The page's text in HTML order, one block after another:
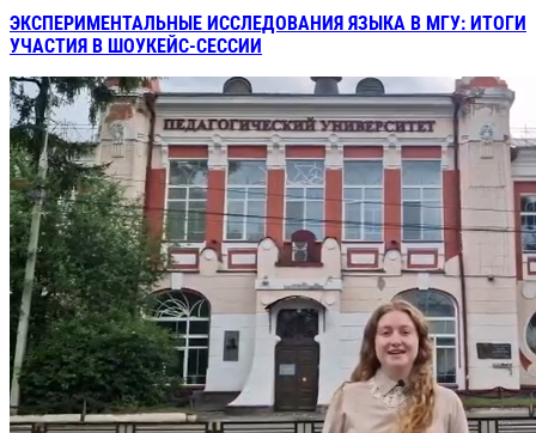
ЭКСПЕРИМЕНТАЛЬНЫЕ ИССЛЕДОВАНИЯ ЯЗЫКА В МГУ: ИТОГИ
УЧАСТИЯ В ШОУКЕЙС-СЕССИИ